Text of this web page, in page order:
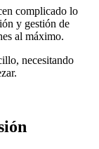
complicado lo
y gestión de
al máximo.
necesitando